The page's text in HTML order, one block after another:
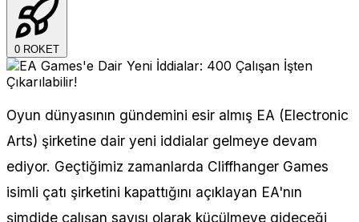
0 ROKET
Oyun dünyasının gündemini esir almış EA (Electronic
Arts) şirketine dair yeni iddialar gelmeye devam
ediyor. Geçtiğimiz zamanlarda Cliffhanger Games
isimli çatı şirketini kapattığını açıklayan EA'nın
şimdide çalışan sayısı olarak küçülmeye gideceği